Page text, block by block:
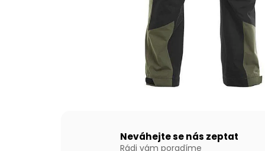
Neváhejte se nás zeptat
Rádi vám poradíme
NAFUKOVACÍ ČLUN WILLIS BOATS RY-
BD300 V BÍLO-MODRÉ BARVĚ S
NAFUKOVACÍ PODLAHOU